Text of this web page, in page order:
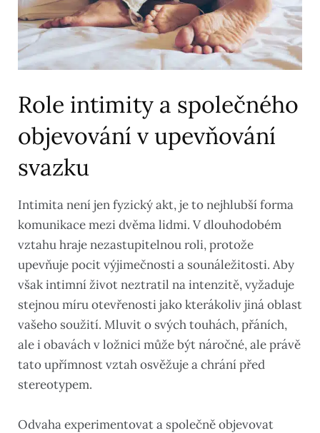
Role intimity a společného
objevování v upevňování
svazku
Intimita není jen fyzický akt, je to nejhlubší forma
komunikace mezi dvěma lidmi. V dlouhodobém
vztahu hraje nezastupitelnou roli, protože
upevňuje pocit výjimečnosti a sounáležitosti. Aby
však intimní život neztratil na intenzitě, vyžaduje
stejnou míru otevřenosti jako kterákoliv jiná oblast
vašeho soužití. Mluvit o svých touhách, přáních,
ale i obavách v ložnici může být náročné, ale právě
tato upřímnost vztah osvěžuje a chrání před
stereotypem.
Odvaha experimentovat a společně objevovat